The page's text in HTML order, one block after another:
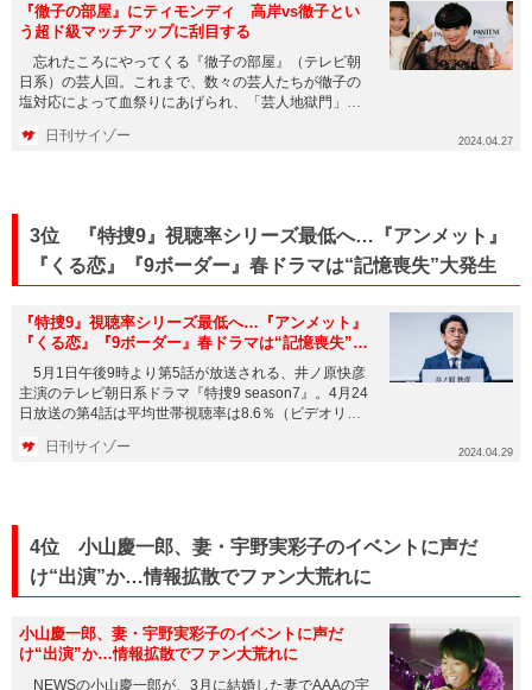
『徹子の部屋』にティモンディ 高岸vs徹子とい
う超ド級マッチアップに刮目する
忘れたころにやってくる『徹子の部屋』（テレビ朝
日系）の芸人回。これまで、数々の芸人たちが徹子の
塩対応によって血祭りにあげられ、「芸人地獄門」と
日刊サイゾー 2024.04.27
3位 『特捜9』視聴率シリーズ最低へ…『アンメット』
『くる恋』『9ボーダー』春ドラマは“記憶喪失”大発生
『特捜9』視聴率シリーズ最低へ…『アンメット』
『くる恋』『9ボーダー』春ドラマは“記憶喪失”大
発生
5月1日午後9時より第5話が放送される、井ノ原快彦
主演のテレビ朝日系ドラマ『特捜9 season7』。4月24
日放送の第4話は平均世帯視聴率は8.6％（ビデオリサ
日刊サイゾー 2024.04.29
4位 小山慶一郎、妻・宇野実彩子のイベントに声だ
け“出演”か…情報拡散でファン大荒れに
小山慶一郎、妻・宇野実彩子のイベントに声だ
け“出演”か…情報拡散でファン大荒れに
NEWSの小山慶一郎が、3月に結婚した妻でAAAの宇